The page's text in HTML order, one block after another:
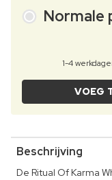
Normale
1-4
VOEG
Beschrijving
De Ritual Of Karma